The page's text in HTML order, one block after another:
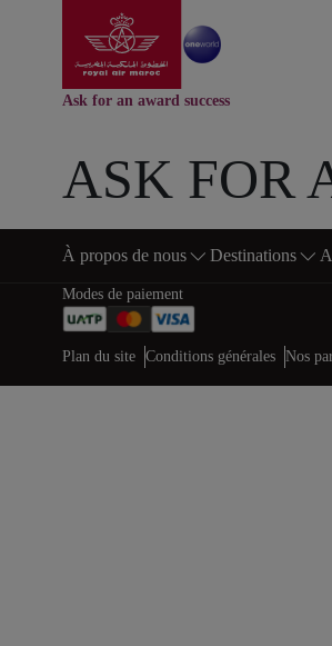
Saut au contenu principal
Aller à la
Ask for an award success
ASK FOR
Bas de page Plan
À propos de nous Destinations
Modes de paiement
Web map links
$Title.getData()
Plan du site Conditions générales Nos